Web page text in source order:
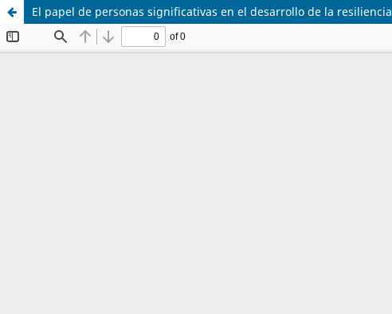
El papel de personas significativas en el desarrollo de la resiliencia